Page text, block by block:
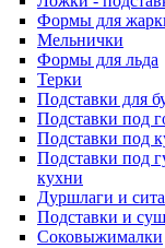
Формы для
Мельнички
Формы для льда
Терки
Подставки для
Подставки под
Подставки под
Подставки под
кухни
Дуршлаги и сита
Подставки и
Соковыжималки